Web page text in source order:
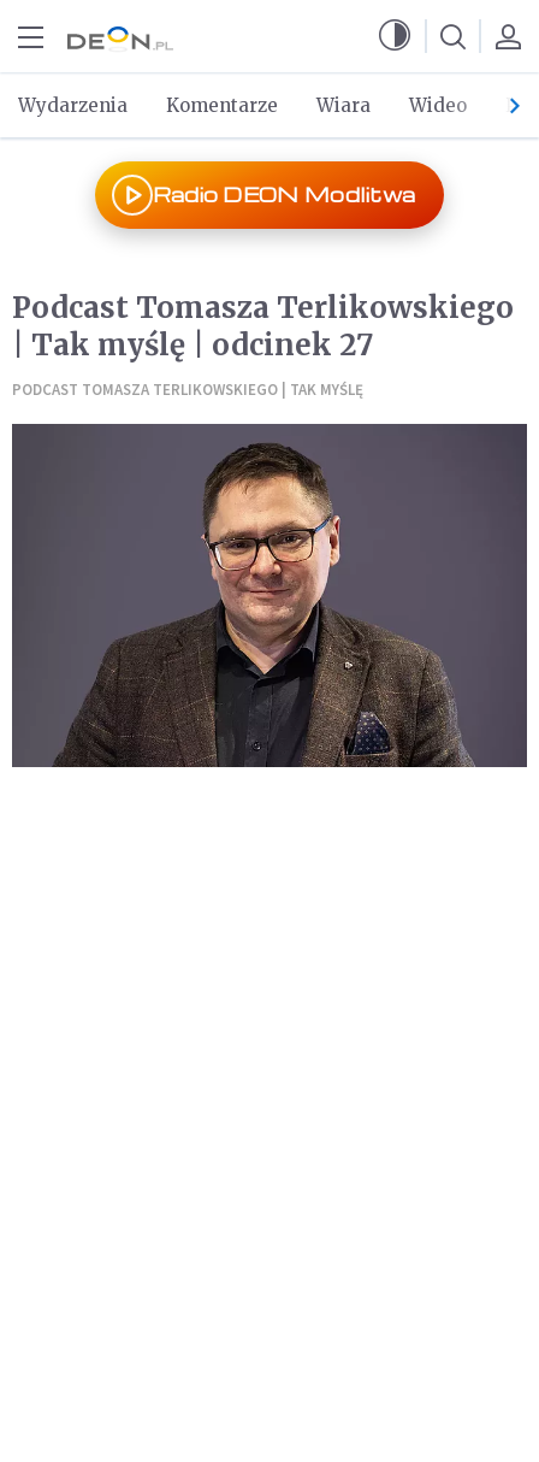
Wydarzenia Komentarze Wiara Wideo Po
Radio DEON Modlitwa
Podcast Tomasza Terlikowskiego
| Tak myślę | odcinek 27
PODCAST TOMASZA TERLIKOWSKIEGO | TAK MYŚLĘ